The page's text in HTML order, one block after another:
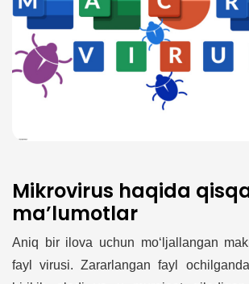
Mikrovirus haqida
ma’lumotlar
Aniq bir ilova uchun mo‘ljallangan
fayl virusi. Zararlangan fayl